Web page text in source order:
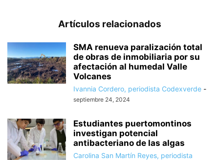
Artículos relacionados
SMA renueva paralización total
de obras de inmobiliaria por su
afectación al humedal Valle
Volcanes
Ivannia Cordero, periodista Codexverde -
septiembre 24, 2024
Estudiantes puertomontinos
investigan potencial
antibacteriano de las algas
Carolina San Martín Reyes, periodista